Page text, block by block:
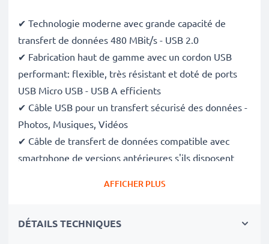
✔ Technologie moderne avec grande capacité de
transfert de données 480 MBit/s - USB 2.0
✔ Fabrication haut de gamme avec un cordon USB
performant: flexible, très résistant et doté de ports
USB Micro USB - USB A efficients
✔ Câble USB pour un transfert sécurisé des données -
Photos, Musiques, Vidéos
✔ Câble de transfert de données compatible avec
smartphone de versions antérieures s'ils disposent
AFFICHER PLUS
DÉTAILS TECHNIQUES